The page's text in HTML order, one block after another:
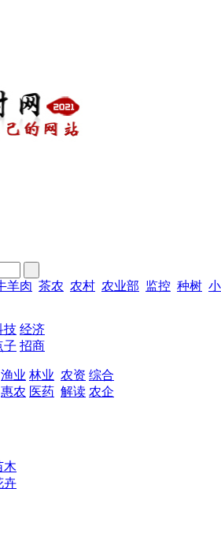
羊肉 茶农 农村 农业部 监控 种树
技 经济
子 招商
渔业 林业 农资 综合
惠农 医药 解读 农企
木
卉